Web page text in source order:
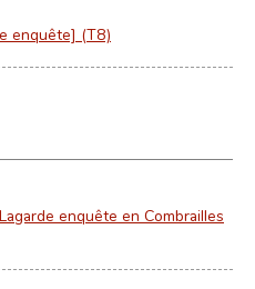
enquête] (T8)
enquête en Combrailles